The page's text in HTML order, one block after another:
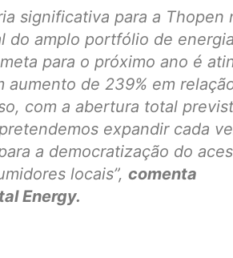
significativa para a Thopen
do amplo portfólio de energia
para o próximo ano é
aumento de 239% em
com a abertura total
expandir cada
a democratização do
locais”, comenta
Energy.